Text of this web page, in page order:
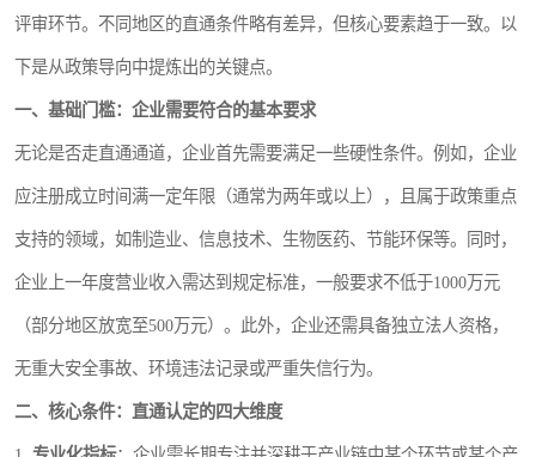
评审环节。不同地区的直通条件略有差异，但核心要素趋于一致。以
下是从政策导向中提炼出的关键点。
一、基础门槛：企业需要符合的基本要求
无论是否走直通通道，企业首先需要满足一些硬性条件。例如，企业
应注册成立时间满一定年限（通常为两年或以上），且属于政策重点
支持的领域，如制造业、信息技术、生物医药、节能环保等。同时，
企业上一年度营业收入需达到规定标准，一般要求不低于1000万元
（部分地区放宽至500万元）。此外，企业还需具备独立法人资格，
无重大安全事故、环境违法记录或严重失信行为。
二、核心条件：直通认定的四大维度